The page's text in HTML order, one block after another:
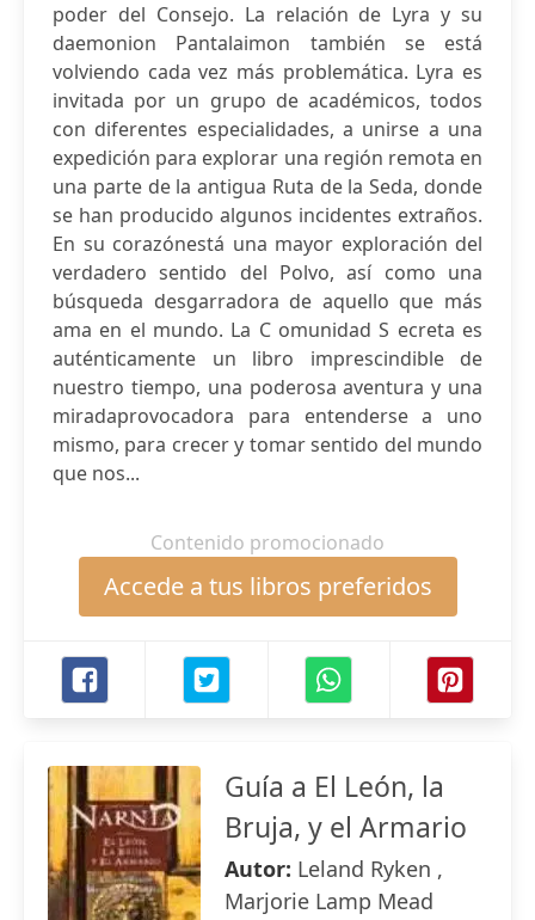
poder del Consejo. La relación de Lyra y su
daemonion Pantalaimon también se está
volviendo cada vez más problemática. Lyra es
invitada por un grupo de académicos, todos
con diferentes especialidades, a unirse a una
expedición para explorar una región remota en
una parte de la antigua Ruta de la Seda, donde
se han producido algunos incidentes extraños.
En su corazónestá una mayor exploración del
verdadero sentido del Polvo, así como una
búsqueda desgarradora de aquello que más
ama en el mundo. La C omunidad S ecreta es
auténticamente un libro imprescindible de
nuestro tiempo, una poderosa aventura y una
miradaprovocadora para entenderse a uno
mismo, para crecer y tomar sentido del mundo
que nos...
Contenido promocionado
Accede a tus libros preferidos
Guía a El León, la
Bruja, y el Armario
Autor: Leland Ryken ,
Marjorie Lamp Mead